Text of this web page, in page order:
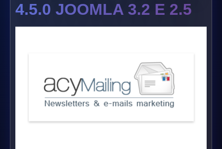
4.5.0 JOOMLA 3.2 E 2.5